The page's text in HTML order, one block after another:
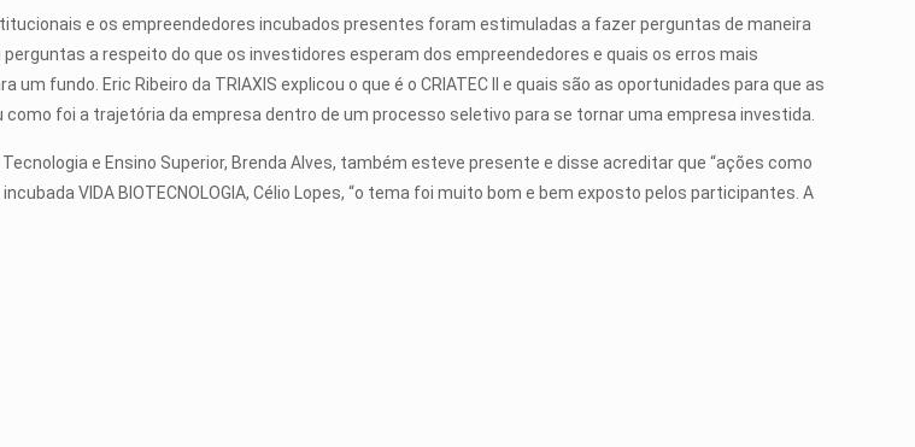
e os empreendedores incubados presentes foram estimuladas a fazer perguntas de maneira
perguntas a respeito do que os investidores esperam dos empreendedores e quais os erros mais
fundo. Eric Ribeiro da TRIAXIS explicou o que é o CRIATEC II e quais são as oportunidades para que as
foi a trajetória da empresa dentro de um processo seletivo para se tornar uma empresa investida.
e Ensino Superior, Brenda Alves, também esteve presente e disse acreditar que “ações como
VIDA BIOTECNOLOGIA, Célio Lopes, “o tema foi muito bom e bem exposto pelos participantes. A